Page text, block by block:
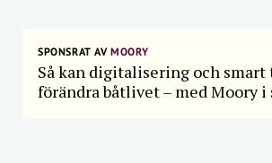
SPONSRAT AVMOORY
Så kan digitalisering och
förändra båtlivet – med Moory i